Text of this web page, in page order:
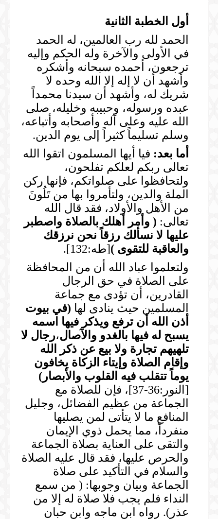
أول الخطبة الثانية
الحمد لله رب العالمين، له الحمد
في الأولى والآخرة وله الحكم وإليه
ترجعون، أحمده سبحانه وأشكره
وأشهد أن لا إله إلا الله وحده لا
شريك له، وأشهد أن سيدنا محمداً
عبده ورسوله، وحبيبه وخليله، صلى
الله عليه وعلى آله وأصحابه وأتباعه،
وسلم تسليماً كثيراً إلى يوم الدين.
أما بعد: فيا أيها المسلمون اتقوا الله
تعالى ربكم لعلكم تفلحون،
ولتحافظوا على صلواتكم، فإنها ركن
الملة والدين، ولتأمروا بها من تَلُونَ
من الأهل والأولاد، فقد قال الله
تعالى: ( وأمر أهلك بالصلاة واصطبر
عليها لا نسألك رزقاً نحن نرزقك
والعاقبة للتقوى )[طه:132].
ولتعلموا عباد الله أن من المحافظة
على الصلاة في حق الرجال
القادرين، أن تؤدى مع جماعة
المسلمين حيث ينادى لها (في بيوت
أذن الله أن ترفع ويذكر فيها اسمه
يسبح له فيها بالغدو والآصال،رجال لا
تلهيهم تجارة ولا بيع عن ذكر الله
وإقام الصلاة وإيتاء الزكاة يخافون
يوماً تتقلب فيه القلوب والأبصار )
[النور:36-37]، فإن للصلاة مع
الجماعة من عظيم الفضائل، وجليل
المنافع ما لا يتأتى لمن يصليها
منفرداً، مما يحمل ذوي الإيمان
والتقى على العناية بصلاة الجماعة
والحرص عليها، فقد قال عليه الصلاة
والسلام في التأكيد على صلاة
الجماعة وبيان وجوبها: ( من سمع
النداء فلم يجب فلا صلاة له إلا من
عذر). رواه ابن ماجه وابن حبان